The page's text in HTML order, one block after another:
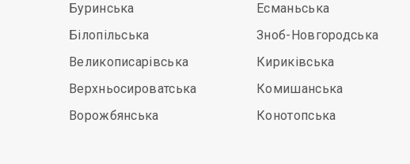
Буринська
Білопільська
Великописарівська
Верхньосироватська
Ворожбянська
Есманьська
Зноб-Новгородська
Кириківська
Комишанська
Конотопська